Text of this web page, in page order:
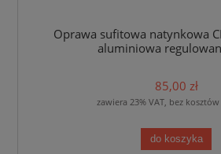
Oprawa sufitowa natynkowa
aluminiowa
85,00 zł
zawiera 23% VAT, bez
do koszyka